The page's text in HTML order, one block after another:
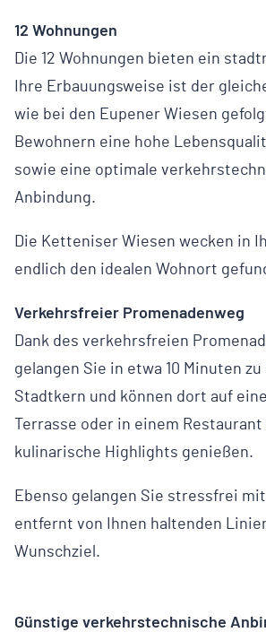
12 Wohnungen
Die 12 Wohnungen bieten ein
Ihre Erbauungsweise ist der
wie bei den Eupener Wiesen
Bewohnern eine hohe
sowie eine optimale
Anbindung.
Die Ketteniser Wiesen wecken in
endlich den idealen Wohnort
Verkehrsfreier Promenadenweg
Dank des verkehrsfreien
gelangen Sie in etwa 10 Minuten zu
Stadtkern und können dort auf
Terrasse oder in einem
kulinarische Highlights genießen.
Ebenso gelangen Sie stressfrei mit
entfernt von Ihnen haltenden
Wunschziel.
Günstige verkehrstechnische